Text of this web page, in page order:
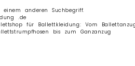
anderen Suchbegriff.
.de
für Ballettkleidung: Vom
bis zum Ganzanzug